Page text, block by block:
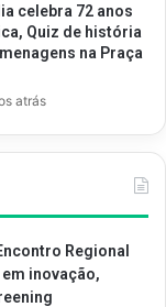
celebra 72 anos
Quiz de história
na Praça
atrás
Regional
inovação,